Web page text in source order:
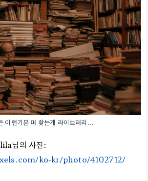
이런기분 머 찾는게 라이브러리...
님의 사진:
ko-kr/photo/4102712/